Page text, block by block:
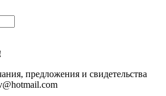
предложения и свидетельства